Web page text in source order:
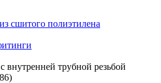
сшитого полиэтилена
внутренней трубной резьбой